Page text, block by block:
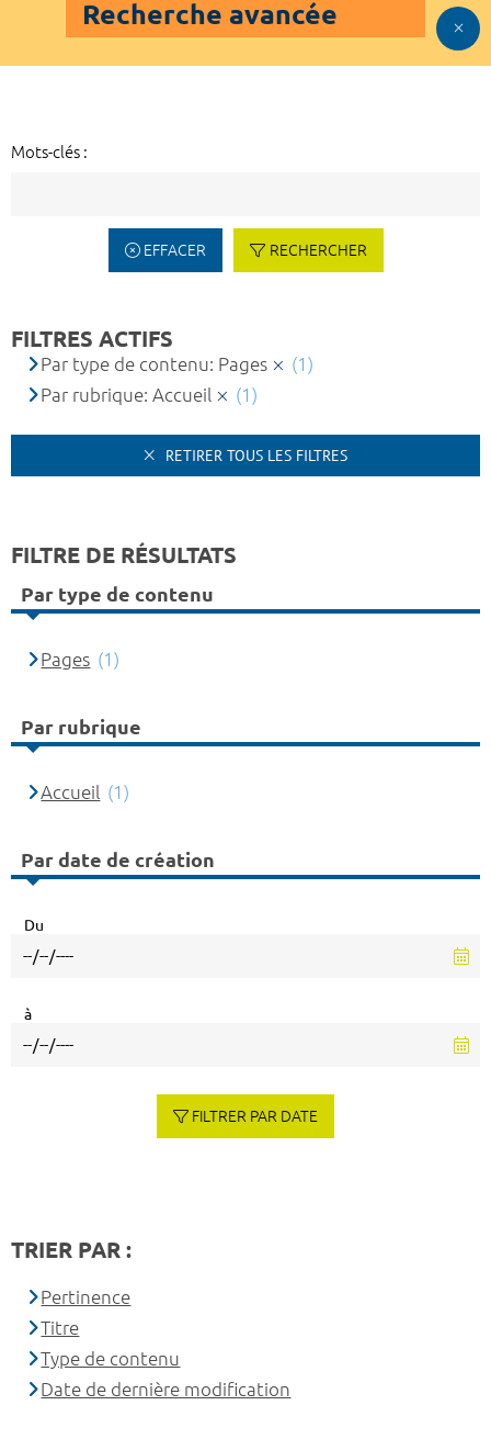
Recherche avancée
Mots-clés :
EFFACER RECHERCHER
FILTRES ACTIFS
Par type de contenu: Pages
(1)
Par rubrique: Accueil
(1)
RETIRER TOUS LES FILTRES
FILTRE DE RÉSULTATS
Par type de contenu
Pages (1)
Par rubrique
Accueil (1)
Par date de création
Du
à
FILTRER PAR DATE
TRIER PAR :
Pertinence
Titre
Type de contenu
Date de dernière modification